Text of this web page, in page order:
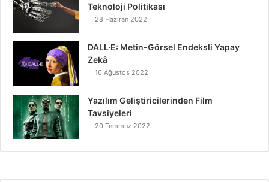
Teknoloji Politikası
28 Haziran 2022
DALL·E: Metin-Görsel Endeksli Yapay
Zekâ
16 Ağustos 2022
Yazılım Geliştiricilerinden Film
Tavsiyeleri
20 Temmuz 2022